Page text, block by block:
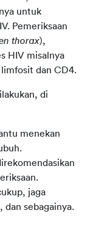
untuk
Pemeriksaan
thorax),
HIV misalnya
dan CD4.
di
menekan
jaga
dan sebagainya.